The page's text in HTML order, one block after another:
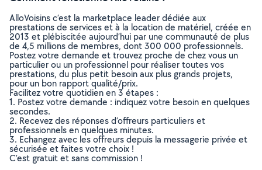
AlloVoisins c’est la marketplace leader dédiée aux
prestations de services et à la location de matériel, créée en
2013 et plébiscitée aujourd’hui par une communauté de plus
de 4,5 millions de membres, dont 300 000 professionnels.
Postez votre demande et trouvez proche de chez vous un
particulier ou un professionnel pour réaliser toutes vos
prestations, du plus petit besoin aux plus grands projets,
pour un bon rapport qualité/prix.
Facilitez votre quotidien en 3 étapes :
1. Postez votre demande : indiquez votre besoin en quelques
secondes.
2. Recevez des réponses d’offreurs particuliers et
professionnels en quelques minutes.
3. Echangez avec les offreurs depuis la messagerie privée et
sécurisée et faites votre choix !
C’est gratuit et sans commission !